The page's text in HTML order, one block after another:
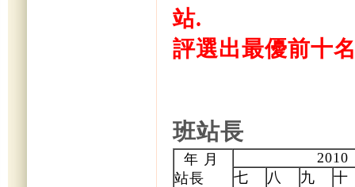
站.
評選出最優前十
班站長
年 月
站長
2010
七
八 九
十